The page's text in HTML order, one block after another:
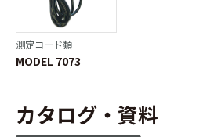
測定コード類
MODEL 7073
カタログ・資料